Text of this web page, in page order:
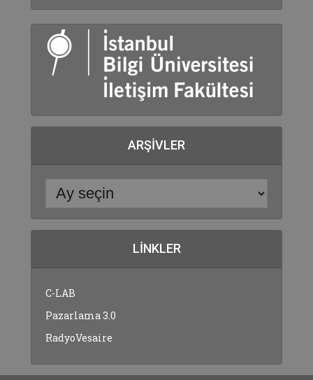
ARŞIVLER
LINKLER
C-LAB
Pazarlama 3.0
RadyoVesaire